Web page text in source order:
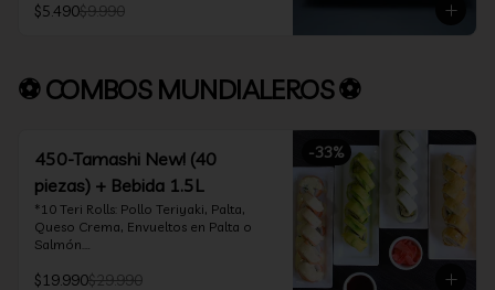
$5.490$9.990
⚽ COMBOS MUNDIALEROS ⚽
-33%
450-Tamashi New! (40
piezas) + Bebida 1.5L
*10 Teri Rolls: Pollo Teriyaki, Palta,
Queso Crema, Envueltos en Palta o
Salmón.
Palta, Cebollín, Envuelto en Queso
$19.990$29.990